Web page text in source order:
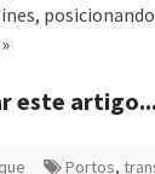
este artigo...
Portos,